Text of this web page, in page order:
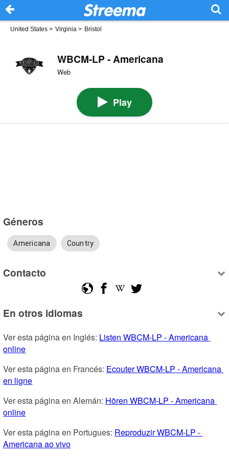
United States > Virginia > Bristol
WBCM-LP - Americana
Web
Play
Géneros
Americana Country
Contacto
En otros idiomas
Ver esta página en Inglés: Listen WBCM-LP - Americana
online
Ver esta página en Francés: Ecouter WBCM-LP - Americana
en ligne
Ver esta página en Alemán: Hören WBCM-LP - Americana
online
Ver esta página en Portugues: Reproduzir WBCM-LP -
Americana ao vivo